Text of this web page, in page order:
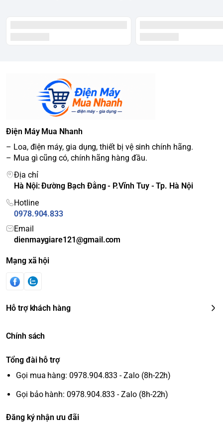
Điện Máy Mua Nhanh
– Loa, điện máy, gia dụng, thiết bị vệ sinh chính hãng.
– Mua gì cũng có, chính hãng hàng đầu.
Địa chỉ
Hà Nội: Đường Bạch Đằng - P.Vĩnh Tuy - Tp. Hà Nội
Hotline
0978.904.833
Email
dienmaygiare121@gmail.com
Mạng xã hội
Hỗ trợ khách hàng
Chính sách
Tổng đài hỗ trợ
Gọi mua hàng: 0978.904.833 - Zalo (8h-22h)
Gọi bảo hành: 0978.904.833 - Zalo (8h-22h)
Đăng ký nhận ưu đãi